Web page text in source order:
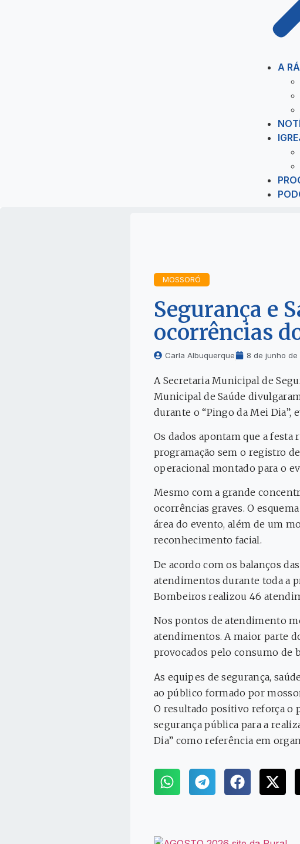
A
MOSSORÓ
Segurança e
ocorrências
Carla Albuquerque 8 de junho de
A Secretaria Municipal de
Municipal de Saúde
durante o “Pingo da Mei Dia”,
Os dados apontam que a
programação sem o registro
operacional montado para o
Mesmo com a grande
ocorrências graves. O
área do evento, além de um
reconhecimento facial.
De acordo com os balanços
atendimentos durante toda a
Bombeiros realizou 46
Nos pontos de atendimento
atendimentos. A maior parte
provocados pelo consumo de
As equipes de segurança,
ao público formado por
O resultado positivo reforça o
segurança pública para a
Dia” como referência em